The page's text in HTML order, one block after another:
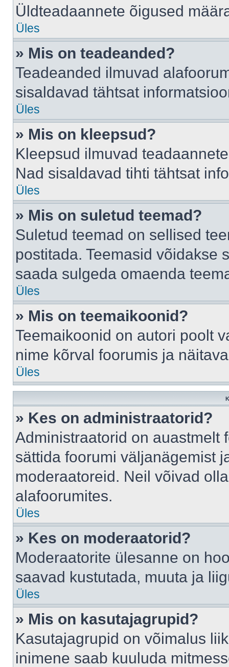
Üldteadaannete õigused
Üles
» Mis on teadeanded?
Teadeanded ilmuvad
sisaldavad tähtsat
Üles
» Mis on kleepsud?
Kleepsud ilmuvad
Nad sisaldavad tihti tähtsat
Üles
» Mis on suletud teemad?
Suletud teemad on sellised
postitada. Teemasid võidakse
saada sulgeda omaenda
Üles
» Mis on teemaikoonid?
Teemaikoonid on autori poolt
nime kõrval foorumis ja
Üles
» Kes on administraatorid?
Administraatorid on auastmelt
sättida foorumi väljanägemist
moderaatoreid. Neil võivad
alafoorumites.
Üles
» Kes on moderaatorid?
Moderaatorite ülesanne on
saavad kustutada, muuta ja
Üles
» Mis on kasutajagrupid?
Kasutajagrupid on võimalus
inimene saab kuuluda